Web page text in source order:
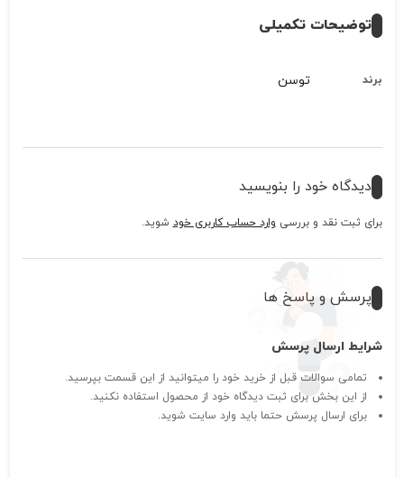
توضیحات تکمیلی
برند توسن
دیدگاه خود را بنویسید
برای ثبت نقد و بررسی وارد حساب کاربری خود شوید.
پرسش و پاسخ ها
شرایط ارسال پرسش
تمامی سوالات قبل از خرید خود را میتوانید از این قسمت بپرسید.
از این بخش برای ثبت دیدگاه خود از محصول استفاده نکنید.
برای ارسال پرسش حتما باید وارد سایت شوید.